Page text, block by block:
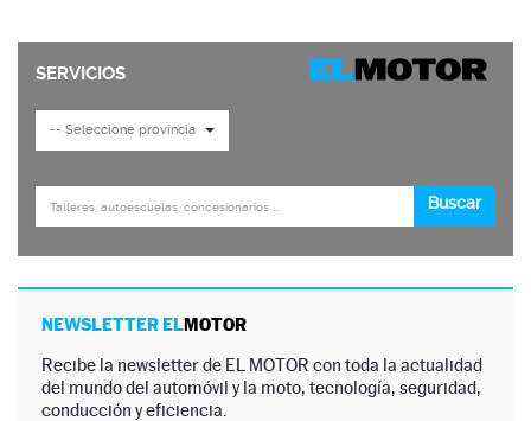
NEWSLETTER ELMOTOR
Recibe la newsletter de EL MOTOR con toda la actualidad
del mundo del automóvil y la moto, tecnología, seguridad,
conducción y eficiencia.